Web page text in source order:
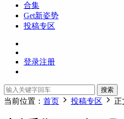
合集
Get新姿势
投稿专区
登录注册
搜索
当前位置： 首页 投稿专区 正